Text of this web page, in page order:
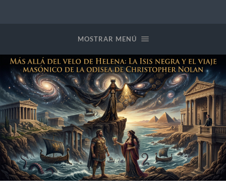
MOSTRAR MENÚ